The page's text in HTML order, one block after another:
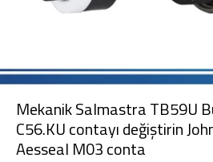
Mekanik Salmastra TB59U
C56.KU contayı değiştirin
Aesseal M03 conta